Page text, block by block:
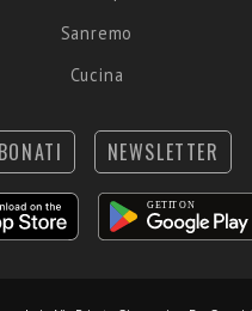
Sanremo
Cucina
NEWSLETTER